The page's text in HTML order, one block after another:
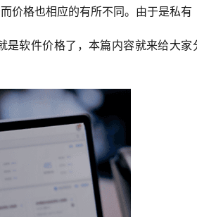
价格也相应的有所不同。由于是私有
是软件价格了，本篇内容就来给大家